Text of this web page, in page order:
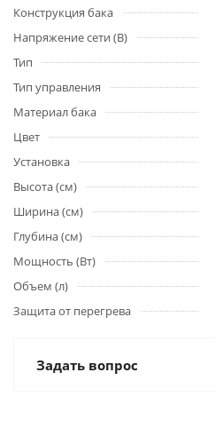
Конструкция бака
Напряжение сети (В)
Тип
Тип управления
Материал бака
Цвет
Установка
Высота (см)
Ширина (см)
Глубина (см)
Мощность (Вт)
Объем (л)
Защита от перегрева
Задать вопрос